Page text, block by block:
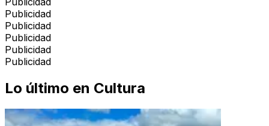
Publicidad
Publicidad
Publicidad
Publicidad
Publicidad
Lo último en Cultura